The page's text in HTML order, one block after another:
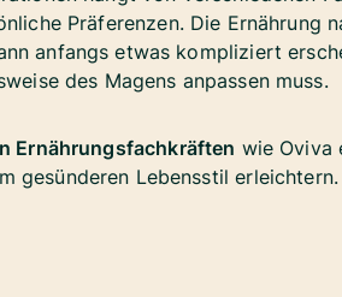
Präferenzen. Die Ernährung
anfangs etwas kompliziert
des Magens anpassen muss.
Ernährungsfachkräften wie Oviva
gesünderen Lebensstil erleichtern.